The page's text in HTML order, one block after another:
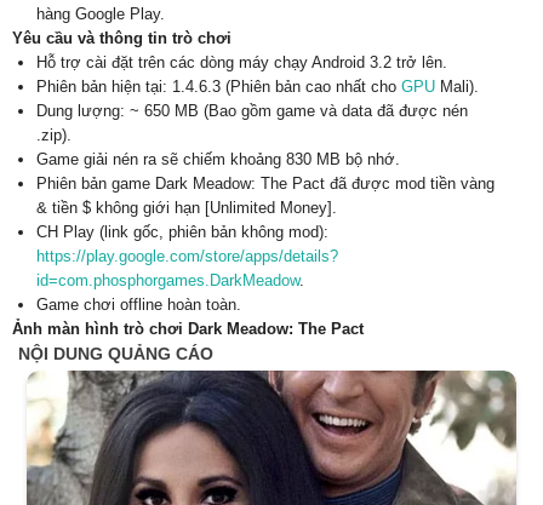
hàng Google Play.
Yêu cầu và thông tin trò chơi
Hỗ trợ cài đặt trên các dòng máy chạy Android 3.2 trở lên.
Phiên bản hiện tại: 1.4.6.3 (Phiên bản cao nhất cho GPU Mali).
Dung lượng: ~ 650 MB (Bao gồm game và data đã được nén
.zip).
Game giải nén ra sẽ chiếm khoảng 830 MB bộ nhớ.
Phiên bản game Dark Meadow: The Pact đã được mod tiền vàng
& tiền $ không giới hạn [Unlimited Money].
CH Play (link gốc, phiên bản không mod):
https://play.google.com/store/apps/details?
id=com.phosphorgames.DarkMeadow.
Game chơi offline hoàn toàn.
Ảnh màn hình trò chơi Dark Meadow: The Pact